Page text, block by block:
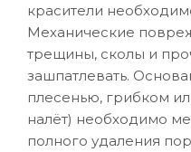
красители
Механические
трещины, сколы и
зашпатлевать.
плесенью, грибком
налёт) необходимо
полного удаления